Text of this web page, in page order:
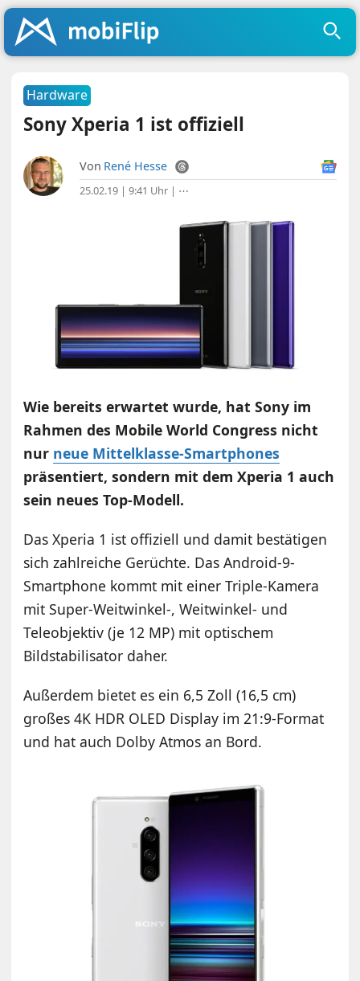
Hardware
Sony Xperia 1 ist offiziell
Von René Hesse
25.02.19 | 9:41 Uhr | ⋯
Wie bereits erwartet wurde, hat Sony im
Rahmen des Mobile World Congress nicht
nur neue Mittelklasse-Smartphones
präsentiert, sondern mit dem Xperia 1 auch
sein neues Top-Modell.
Das Xperia 1 ist offiziell und damit bestätigen
sich zahlreiche Gerüchte. Das Android-9-
Smartphone kommt mit einer Triple-Kamera
mit Super-Weitwinkel-, Weitwinkel- und
Teleobjektiv (je 12 MP) mit optischem
Bildstabilisator daher.
Außerdem bietet es ein 6,5 Zoll (16,5 cm)
großes 4K HDR OLED Display im 21:9-Format
und hat auch Dolby Atmos an Bord.